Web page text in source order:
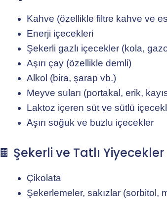
Kahve (özellikle filtre kahve ve
Enerji içecekleri
Şekerli gazlı içecekler (kola,
Aşırı çay (özellikle demli)
Alkol (bira, şarap vb.)
Meyve suları (portakal, erik,
Laktoz içeren süt ve sütlü
Aşırı soğuk ve buzlu içecekler
🍫 Şekerli ve Tatlı Yiyecekler
Çikolata
Şekerlemeler, sakızlar (sorbitol,